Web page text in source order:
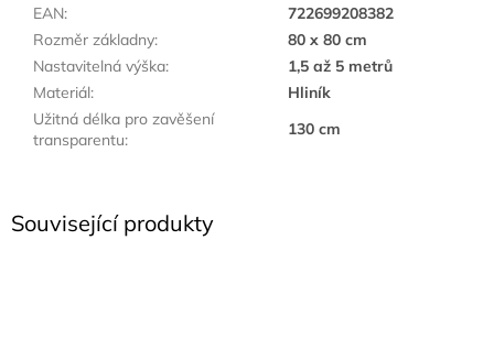
Související produkty
EAN:
722699208382
Rozměr základny:
80 x 80 cm
Nastavitelná výška:
1,5 až 5 metrů
Materiál:
Hliník
Užitná délka pro zavěšení
transparentu:
130 cm